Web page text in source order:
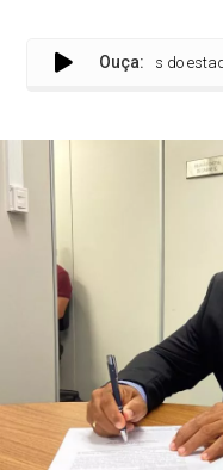
Ouça:
de prédios do estado